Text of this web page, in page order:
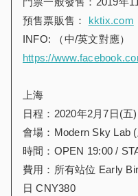
預售票販售： kktix.com
INFO: （中/英文對應）
https://
上海
日程：2020年2月7日(五)
會場：Modern Sky Lab
時間：OPEN 19:00 /
費用：所有站位 Early
日 CNY380